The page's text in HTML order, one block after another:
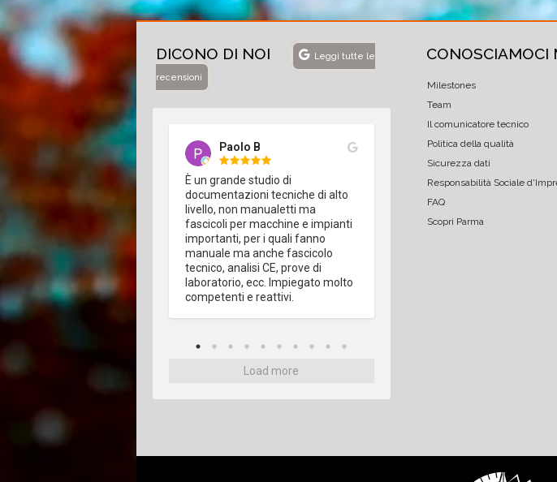
DICONO DI NOI Leggi tutte le
recensioni
Scanarini
dimostrati all'altezza della
e delle aspettative.
e sempre sorridente
è cosa da poco).
Paolo B
È un grande studio di
documentazioni tecniche di alto
livello, non manualetti ma
fascicoli per macchine e impianti
importanti, per i quali fanno
manuale ma anche fascicolo
tecnico, analisi CE, prove di
laboratorio, ecc. Impiegato molto
competenti e reattivi.
Flavio Baldin
ottimo servizio per tutto
Load more
CONOSCIAMOCI
Milestones
Team
Il comunicatore tecnico
Politica della qualità
Sicurezza dati
Responsabilità Sociale
FAQ
Scopri Parma